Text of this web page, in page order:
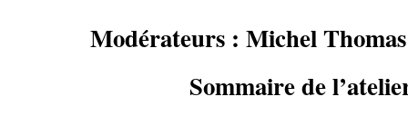
Modérateurs : Michel
Sommaire de